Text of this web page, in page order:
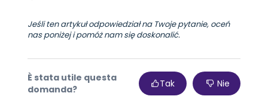
Jeśli ten artykuł odpowiedział na Twoje pytanie, oceń
nas poniżej i pomóż nam się doskonalić.
È stata utile questa
domanda?
Tak Nie